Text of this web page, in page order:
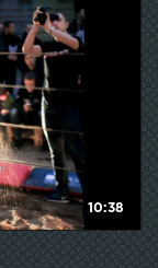
10:38